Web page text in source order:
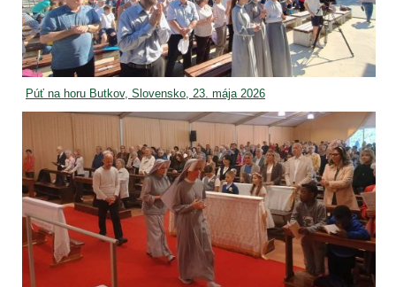
Púť na horu Butkov, Slovensko, 23. mája 2026